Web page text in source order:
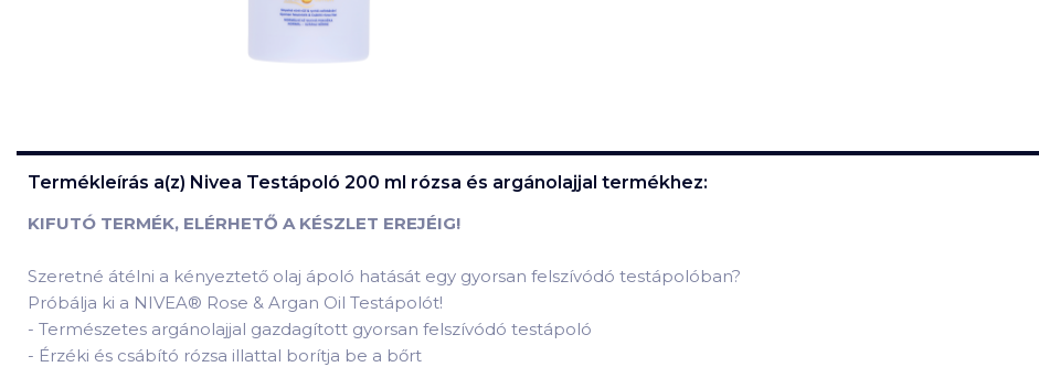
Termékleírás a(z) Nivea Testápoló 200 ml rózsa és argánolajjal termékhez:
KIFUTÓ TERMÉK, ELÉRHETŐ A KÉSZLET EREJÉIG!
Szeretné átélni a kényeztető olaj ápoló hatását egy gyorsan felszívódó testápolóban?
Próbálja ki a NIVEA® Rose & Argan Oil Testápolót!
- Természetes argánolajjal gazdagított gyorsan felszívódó testápoló
- Érzéki és csábító rózsa illattal borítja be a bőrt